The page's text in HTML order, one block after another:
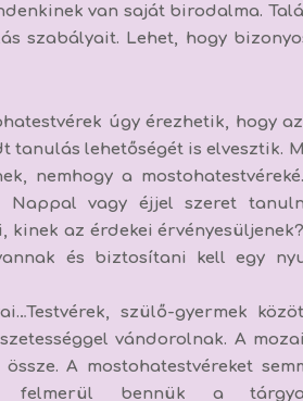
van saját birodalma.
szabályait. Lehet, hogy
úgy érezhetik, hogy
tanulás lehetőségét is elvesztik.
nemhogy a
Nappal vagy éjjel szeret
kinek az érdekei
és biztosítani kell egy
…Testvérek, szülő-gyermek
vándorolnak. A
A mostohatestvéreket
felmerül bennük a